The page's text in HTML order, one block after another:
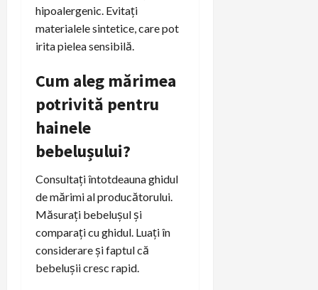
hipoalergenic. Evitați
materialele sintetice, care pot
irita pielea sensibilă.
Cum aleg mărimea
potrivită pentru
hainele
bebelușului?
Consultați întotdeauna ghidul
de mărimi al producătorului.
Măsurați bebelușul și
comparați cu ghidul. Luați în
considerare și faptul că
bebelușii cresc rapid.